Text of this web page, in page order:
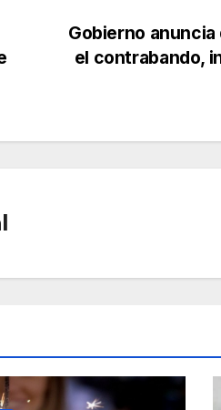
Gobierno
el contrabando,